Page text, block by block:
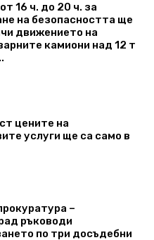
16 ч. до 20 ч. за
на безопасността ще
движението на
камиони над 12 т
цените на
услуги ще са само в
–
ръководи
по три досъдебни